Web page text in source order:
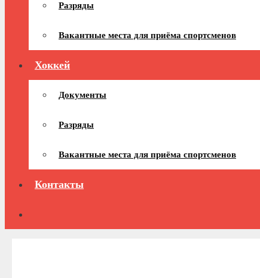
Разряды
Вакантные места для приёма спортсменов
Хоккей
Документы
Разряды
Вакантные места для приёма спортсменов
Контакты